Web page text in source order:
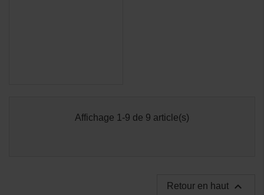
Affichage 1-9 de 9 article(s)
Retour en haut 